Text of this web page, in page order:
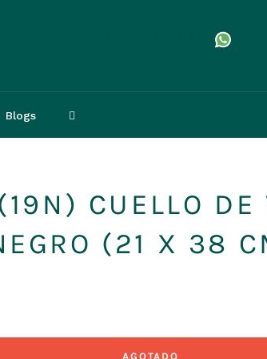
Blogs
CUELLO DE
(21 X 38
AGOTADO